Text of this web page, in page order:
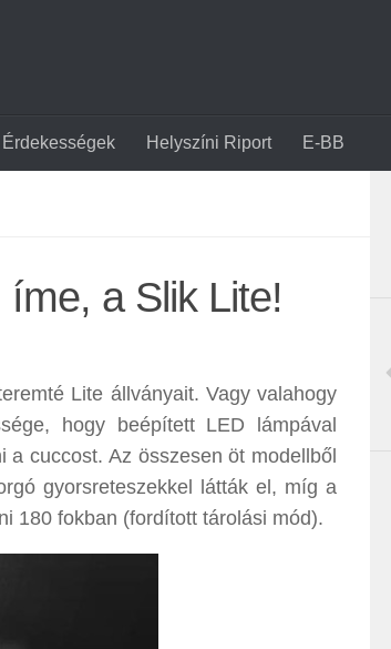
Érdekességek Helyszíni Riport E-BB
a Slik Lite!
Lite állványait. Vagy valahogy
hogy beépített LED lámpával
cuccost. Az összesen öt modellből
gyorsreteszekkel látták el, míg a
180 fokban (fordított tárolási mód).